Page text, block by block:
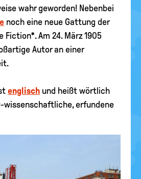
wahr geworden! Nebenbei
noch eine neue Gattung der
Fiction*. Am 24. März 1905
Autor an einer
englisch und heißt wörtlich
erfundene